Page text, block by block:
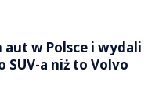
w Polsce i wydali
a niż to Volvo